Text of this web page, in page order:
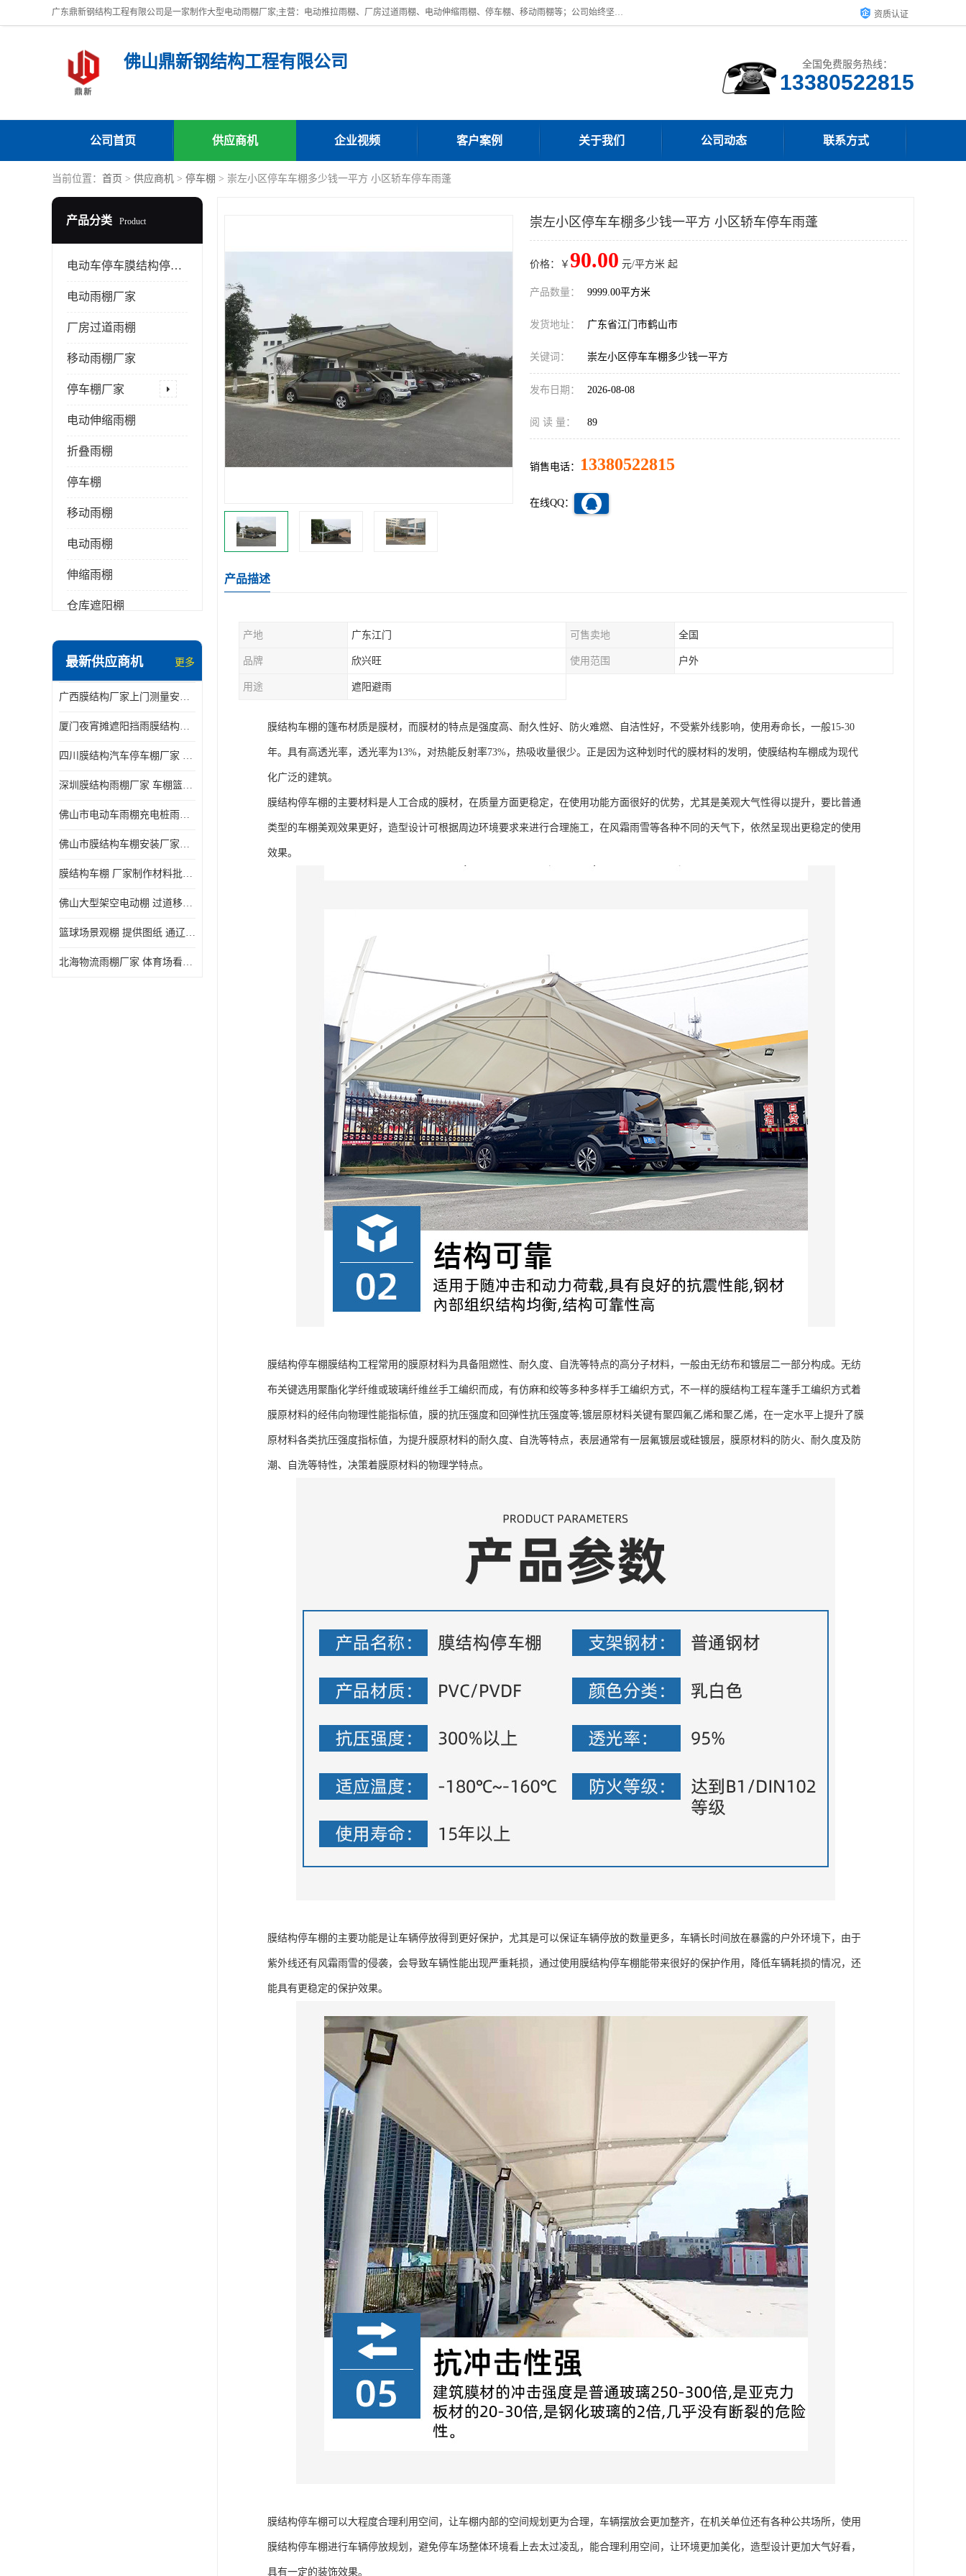
广东鼎新钢结构工程有限公司是一家制作大型电动雨棚厂家;主营：电动推拉雨棚、厂房过道雨棚、电动伸缩雨棚、停车棚、移动雨棚等；公司始终坚持结构创新,品质优越,美观形象,且售后服务好。公司充分吸纳当今休闲用品的前端技术和风格,为您带来质价相宜,时尚典雅的各种户外用品, 资质认证
佛山鼎新钢结构工程有限公司 全国免费服务热线：
13380522815
公司首页 供应商机 企业视频 客户案例 关于我们 公司动态 联系方式
当前位置： 首页 > 供应商机 > 停车棚 > 崇左小区停车车棚多少钱一平方 小区轿车停车雨蓬
产品分类 Product
电动车停车膜结构停车棚
电动雨棚厂家
厂房过道雨棚
移动雨棚厂家
停车棚厂家
电动伸缩雨棚
折叠雨棚
停车棚
移动雨棚
电动雨棚
伸缩雨棚
仓库遮阳棚
电动推拉雨棚
膜结构停景观棚
最新供应商机 更多
广西膜结构厂家上门测量安装发货，厂家发货没有差价
厦门夜宵摊遮阳挡雨膜结构雨棚设计 上门测量 款式多
四川膜结构汽车停车棚厂家 款式多 提供报价
深圳膜结构雨棚厂家 车棚篮球场体育看台 规格多样
佛山市电动车雨棚充电桩雨棚小区电动车棚
佛山市膜结构车棚安装厂家发货安装
膜结构车棚 厂家制作材料批发安装一体式工厂
佛山大型架空电动棚 过道移动雨蓬 屋轨道悬空棚免费测量
篮球场景观棚 提供图纸 通辽膜结构厂家
北海物流雨棚厂家 体育场看台雨棚 价格优惠
崇左小区停车车棚多少钱一平方 小区轿车停车雨蓬
价格：￥ 90.00 元/平方米 起
产品数量： 9999.00平方米
发货地址： 广东省江门市鹤山市
关键词： 崇左小区停车车棚多少钱一平方
发布日期： 2026-08-08
阅 读 量： 89
销售电话： 13380522815
在线QQ：
产品描述
产地 广东江门 可售卖地 全国
品牌 欣兴旺 使用范围 户外
用途 遮阳避雨
膜结构车棚的篷布材质是膜材，而膜材的特点是强度高、耐久性好、防火难燃、自洁性好，不受紫外线影响，使用寿命长，一般15-30
年。具有高透光率，透光率为13%，对热能反射率73%，热吸收量很少。正是因为这种划时代的膜材料的发明，使膜结构车棚成为现代
化广泛的建筑。
膜结构停车棚的主要材料是人工合成的膜材，在质量方面更稳定，在使用功能方面很好的优势，尤其是美观大气性得以提升，要比普通
类型的车棚美观效果更好，造型设计可根据周边环境要求来进行合理施工，在风霜雨雪等各种不同的天气下，依然呈现出更稳定的使用
效果。
膜结构停车棚膜结构工程常用的膜原材料为具备阻燃性、耐久度、自洗等特点的高分子材料，一般由无纺布和镀层二一部分构成。无纺
布关键选用聚酯化学纤维或玻璃纤维丝手工编织而成，有仿麻和绞等多种多样手工编织方式，不一样的膜结构工程车蓬手工编织方式着
膜原材料的经伟向物理性能指标值，膜的抗压强度和回弹性抗压强度等;镀层原材料关键有聚四氟乙烯和聚乙烯，在一定水平上提升了膜
原材料各类抗压强度指标值，为提升膜原材料的耐久度、自洗等特点，表层通常有一层氟镀层或硅镀层，膜原材料的防火、耐久度及防
潮、自洗等特性，决策着膜原材料的物理学特点。
膜结构停车棚的主要功能是让车辆停放得到更好保护，尤其是可以保证车辆停放的数量更多，车辆长时间放在暴露的户外环境下，由于
紫外线还有风霜雨雪的侵袭，会导致车辆性能出现严重耗损，通过使用膜结构停车棚能带来很好的保护作用，降低车辆耗损的情况，还
能具有更稳定的保护效果。
膜结构停车棚可以大程度合理利用空间，让车棚内部的空间规划更为合理，车辆摆放会更加整齐，在机关单位还有各种公共场所，使用
膜结构停车棚进行车辆停放规划，避免停车场整体环境看上去太过凌乱，能合理利用空间，让环境更加美化，造型设计更加大气好看，
具有一定的装饰效果。